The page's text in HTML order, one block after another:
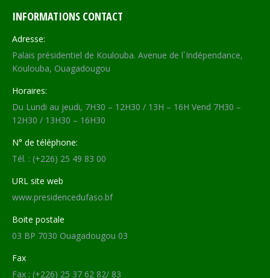
INFORMATIONS CONTACT
Adresse:
Palais présidentiel de Koulouba. Avenue de l´Indépendance,
Koulouba, Ouagadougou
Horaires:
Du Lundi au jeudi, 7H30 – 12H30 / 13H – 16H Vend 7H30 –
12H30 / 13H30 – 16H30
N° de téléphone:
Tél. : (+226) 25 49 83 00
URL site web
www.presidencedufaso.bf
Boite postale
03 BP 7030 Ouagadougou 03
Fax
Fax : (+226) 25 37 62 82/ 83